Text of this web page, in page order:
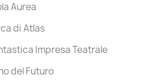
Aurea
di Atlas
Impresa Teatrale
del Futuro